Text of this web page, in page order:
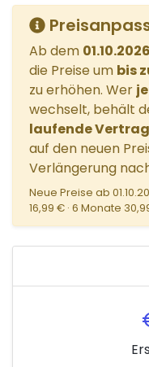
Ab dem 01.10.2026
die Preise um bis
zu erhöhen. Wer
wechselt, behält
laufende
auf den neuen
Verlängerung
Neue Preise ab
16,99 € · 6 Monate